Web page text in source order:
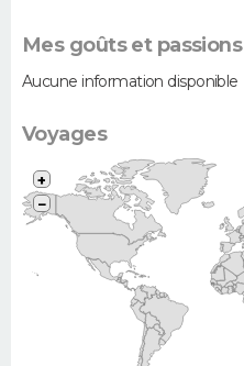
Mes goûts et passions
Aucune information disponible
Voyages
+
−